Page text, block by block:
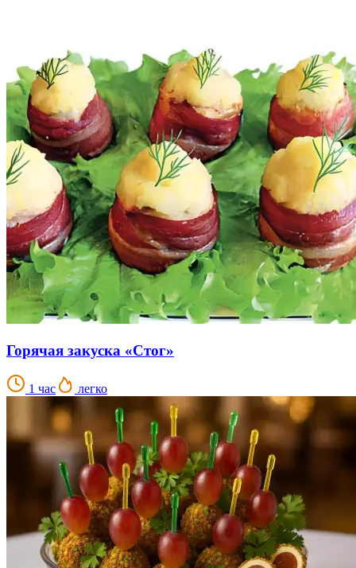
Горячая закуска «Стог»
1 час легко